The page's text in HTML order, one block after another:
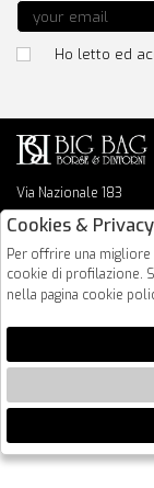
Via Nazionale 183
64026 Roseto Degli
follow us
Ho letto ed
2026 BigBag -
🍪
Cookies & Privacy
Per offrire una migliore
cookie di profilazione.
nella pagina cookie